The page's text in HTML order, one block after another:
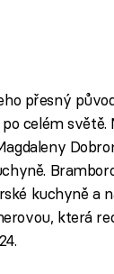
přesný
celém
kuchyně a
která